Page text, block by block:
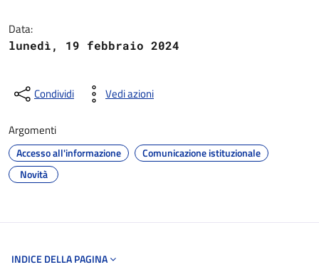
Data:
lunedì, 19 febbraio 2024
Condividi Vedi azioni
Argomenti
Accesso all'informazione
Comunicazione istituzionale
Novità
INDICE DELLA PAGINA